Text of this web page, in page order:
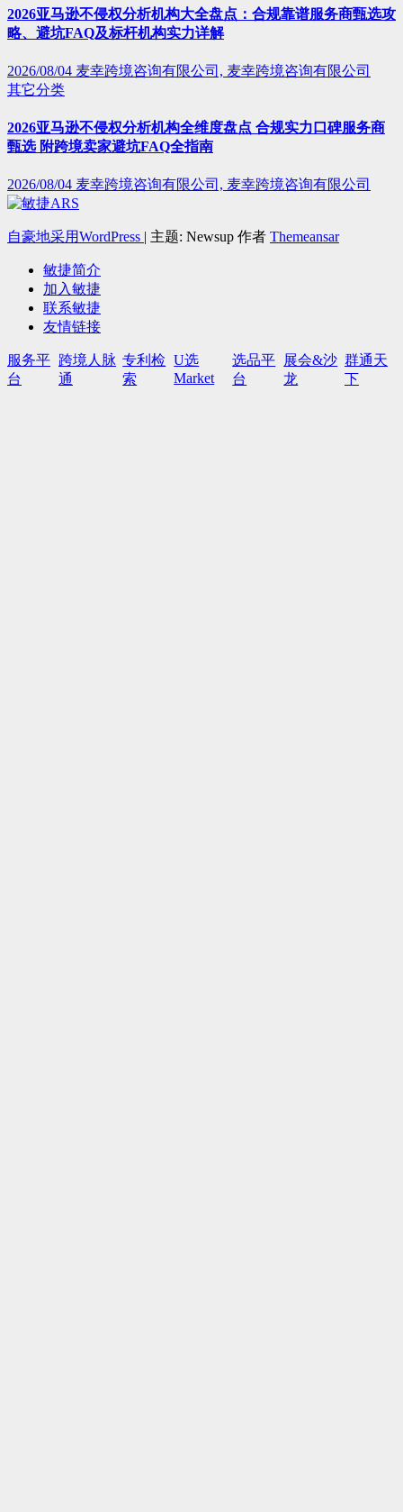
2026亚马逊不侵权分析机构大全盘点：合规靠谱服务商甄选攻
略、避坑FAQ及标杆机构实力详解
2026/08/04 麦幸跨境咨询有限公司, 麦幸跨境咨询有限公司
其它分类
2026亚马逊不侵权分析机构全维度盘点 合规实力口碑服务商
甄选 附跨境卖家避坑FAQ全指南
2026/08/04 麦幸跨境咨询有限公司, 麦幸跨境咨询有限公司
自豪地采用WordPress | 主题: Newsup 作者 Themeansar
敏捷简介
加入敏捷
联系敏捷
友情链接
服务平
台
跨境人脉
通
专利检
索
U选
Market
选品平
台
展会&沙
龙
群通天
下